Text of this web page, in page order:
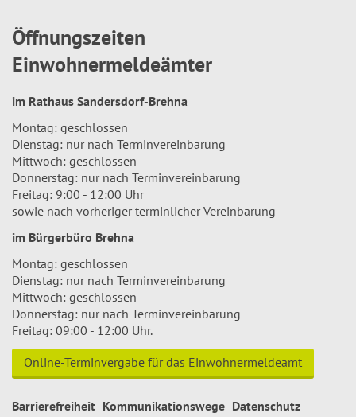
Öffnungszeiten
Einwohnermeldeämter
im Rathaus Sandersdorf-Brehna
Montag: geschlossen
Dienstag: nur nach Terminvereinbarung
Mittwoch: geschlossen
Donnerstag: nur nach Terminvereinbarung
Freitag: 9:00 - 12:00 Uhr
sowie nach vorheriger terminlicher Vereinbarung
im Bürgerbüro Brehna
Montag: geschlossen
Dienstag: nur nach Terminvereinbarung
Mittwoch: geschlossen
Donnerstag: nur nach Terminvereinbarung
Freitag: 09:00 - 12:00 Uhr.
Online-Terminvergabe für das Einwohnermeldeamt
Barrierefreiheit Kommunikationswege Datenschutz